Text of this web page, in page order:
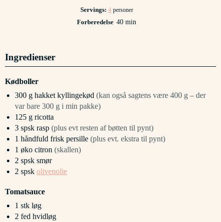
Servings: 4 personer
Forberedelse 40minutter
min
Ingredienser
Kødboller
300 g hakket kyllingekød (kan også sagtens være 400 g – der
var bare 300 g i min pakke)
125 g ricotta
3 spsk rasp (plus evt resten af bøtten til pynt)
1 håndfuld frisk persille (plus evt. ekstra til pynt)
1 øko citron (skallen)
2 spsk smør
2 spsk olivenolie
Tomatsauce
1 stk løg
2 fed hvidløg